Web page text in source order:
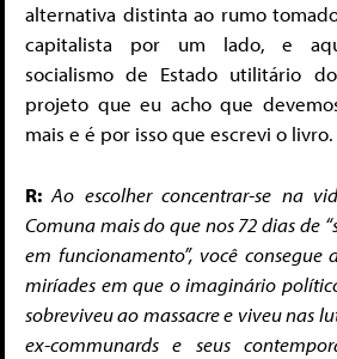
alternativa distinta ao rumo
capitalista por um lado, e
socialismo de Estado utilitário
projeto que eu acho que
mais e é por isso que escrevi o livro.
R:Ao escolher concentrar-se na
Comuna mais do que nos 72 dias de
em funcionamento”, você consegue
miríades em que o imaginário
sobreviveu ao massacre e viveu nas
ex-communards e seus